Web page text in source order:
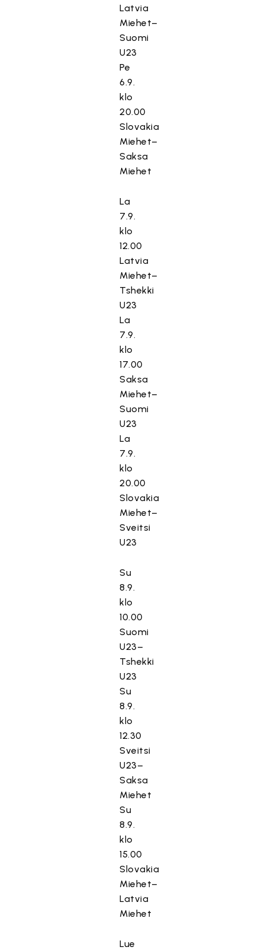
Latvia
Miehet–
Suomi
U23
Pe
6.9.
klo
20.00
Slovakia
Miehet–
Saksa
Miehet
La
7.9.
klo
12.00
Latvia
Miehet–
Tshekki
U23
La
7.9.
klo
17.00
Saksa
Miehet–
Suomi
U23
La
7.9.
klo
20.00
Slovakia
Miehet–
Sveitsi
U23
Su
8.9.
klo
10.00
Suomi
U23–
Tshekki
U23
Su
8.9.
klo
12.30
Sveitsi
U23–
Saksa
Miehet
Su
8.9.
klo
15.00
Slovakia
Miehet–
Latvia
Miehet
Lue